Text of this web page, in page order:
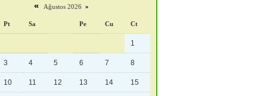
« Ağustos 2026 »
Pt Sa Pe Cu Ct
1
3 4 5 6 7 8
10 11 12 13 14 15